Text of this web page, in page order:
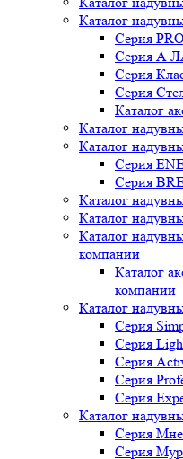
Каталог
Серия PRO
Серия А
Серия
Серия
Каталог
Каталог
Каталог
Серия
Серия
Каталог
Каталог
Каталог
компании
Каталог
компании
Каталог
Серия
Серия
Серия
Серия
Серия
Каталог
Серия
Серия